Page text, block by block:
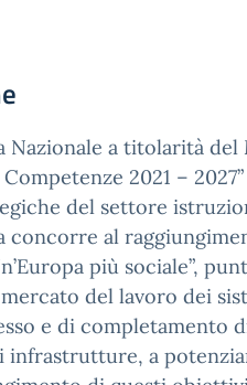
Nazionale a titolarità
Competenze 2021 –
del settore
concorre al
più sociale”,
mercato del lavoro dei
e di completamento
infrastrutture, a